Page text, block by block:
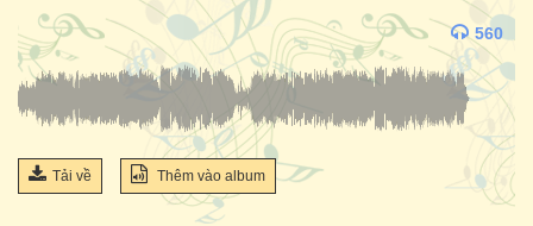
560
Tải về Thêm vào album